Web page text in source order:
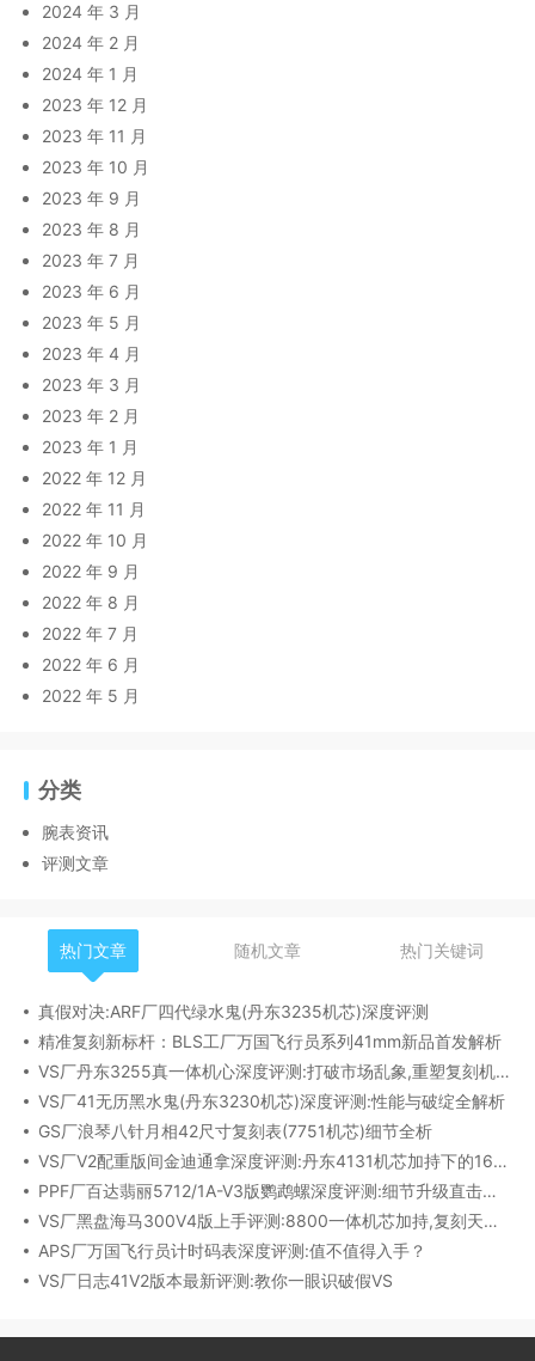
2024 年 3 月
2024 年 2 月
2024 年 1 月
2023 年 12 月
2023 年 11 月
2023 年 10 月
2023 年 9 月
2023 年 8 月
2023 年 7 月
2023 年 6 月
2023 年 5 月
2023 年 4 月
2023 年 3 月
2023 年 2 月
2023 年 1 月
2022 年 12 月
2022 年 11 月
2022 年 10 月
2022 年 9 月
2022 年 8 月
2022 年 7 月
2022 年 6 月
2022 年 5 月
分类
腕表资讯
评测文章
热门文章 随机文章 热门关键词
真假对决:ARF厂四代绿水鬼(丹东3235机芯)深度评测
精准复刻新标杆：BLS工厂万国飞行员系列41mm新品首发解析
VS厂丹东3255真一体机心深度评测:打破市场乱象,重塑复刻机芯新标杆​
VS厂41无历黑水鬼(丹东3230机芯)深度评测:性能与破绽全解析
GS厂浪琴八针月相42尺寸复刻表(7751机芯)细节全析
VS厂V2配重版间金迪通拿深度评测:丹东4131机芯加持下的165克精密之作​
PPF厂百达翡丽5712/1A-V3版鹦鹉螺深度评测:细节升级直击正品
VS厂黑盘海马300V4版上手评测:8800一体机芯加持,复刻天花板实至名归?
APS厂万国飞行员计时码表深度评测:值不值得入手？
VS厂日志41V2版本最新评测:教你一眼识破假VS